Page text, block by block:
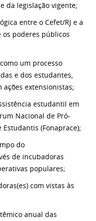
da legislação vigente;
entre o Cefet/RJ e a
poderes públicos
um processo
e dos estudantes,
ações extensionistas;
estudantil em
Nacional de Pró-
(Fonaprace);
do
de incubadoras
populares;
com vistas às
anual das